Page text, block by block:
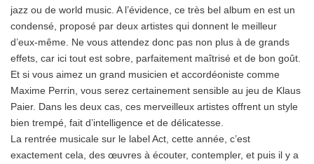
jazz ou de world music. A l’évidence, ce très bel album en est un
condensé, proposé par deux artistes qui donnent le meilleur
d’eux-même. Ne vous attendez donc pas non plus à de grands
effets, car ici tout est sobre, parfaitement maîtrisé et de bon goût.
Et si vous aimez un grand musicien et accordéoniste comme
Maxime Perrin, vous serez certainement sensible au jeu de Klaus
Paier. Dans les deux cas, ces merveilleux artistes offrent un style
bien trempé, fait d’intelligence et de délicatesse.
La rentrée musicale sur le label Act, cette année, c’est
exactement cela, des œuvres à écouter, contempler, et puis il y a